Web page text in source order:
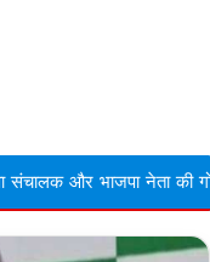
गोली मारकर हत्या